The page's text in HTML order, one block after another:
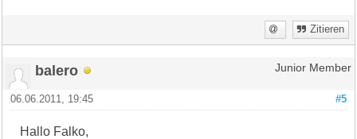
Zitieren
balero Junior Member
#5
06.06.2011, 19:45
Hallo Falko,